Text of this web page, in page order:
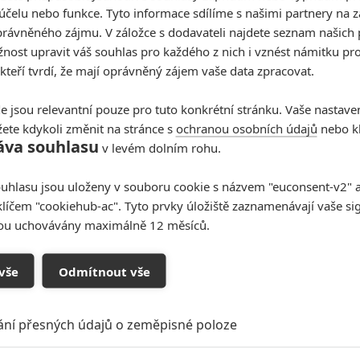
Fanoušci animované série ale mají důvod k radosti.
dobrodružství nejlepší kamarádky prchají před
Dwayne Johnson. Ten v animovaných filmech
si tuto postavu také zahrál. Zároveň prozradil,
Jared BushaDana Ledoux Miller
a napsali také scénář k hrané adaptaci.
Titulní foto: Film Odvážná Vaiana 2
Bush Moana Moana 3
fantasy rodinný
nebo funkce. Tyto informace sdílíme s našimi partnery na
zájmu. V záložce s dodavateli najdete seznam našich
upravit váš souhlas pro každého z nich i vznést námitku
tvrdí, že mají oprávněný zájem vaše data zpracovat.
jsou relevantní pouze pro tuto konkrétní stránku. Vaše
kdykoli změnit na stránce s ochranou osobních údajů nebo
souhlasu v levém dolním rohu.
jsou uloženy v souboru cookie s názvem "euconsent-v2"
"cookiehub-ac". Tyto prvky úložiště zaznamenávají vaše
uchovávány maximálně 12 měsíců.
Odmítnout vše
přesných údajů o zeměpisné poloze